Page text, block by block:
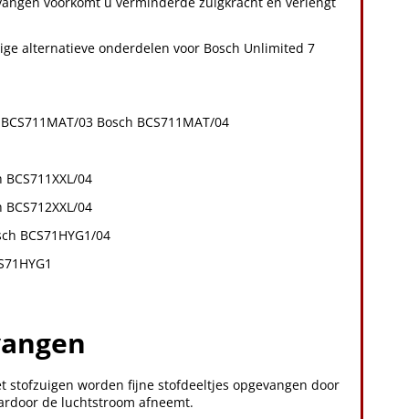
alternatieve onderdelen voor Bosch Unlimited 7
03 Bosch BCS711MAT/04
BCS711XXL/04
BCS712XXL/04
BCS71HYG1/04
stofzuigen worden fijne stofdeeltjes opgevangen door
de luchtstroom afneemt.